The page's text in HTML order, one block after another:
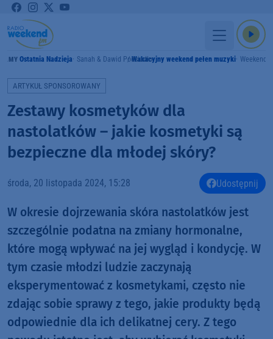
Ostatnia Nadzieja Sanah & Dawid PodsiadłoWakacyjny weekend pełen muzyki Weekend
ARTYKUŁ SPONSOROWANY
Zestawy kosmetyków dla
nastolatków – jakie kosmetyki są
bezpieczne dla młodej skóry?
środa, 20 listopada 2024, 15:28 Udostępnij
W okresie dojrzewania skóra nastolatków jest
szczególnie podatna na zmiany hormonalne,
które mogą wpływać na jej wygląd i kondycję. W
tym czasie młodzi ludzie zaczynają
eksperymentować z kosmetykami, często nie
zdając sobie sprawy z tego, jakie produkty będą
odpowiednie dla ich delikatnej cery. Z tego